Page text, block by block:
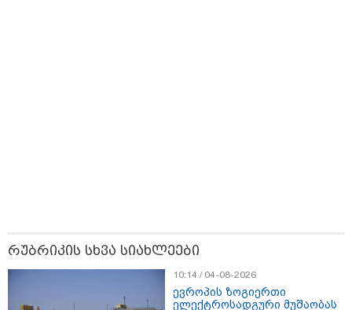
რუბრიკის სხვა სიახლეები
10:14 / 04-08-2026
ევროპის ზოგიერთი
ელექტროსადგური მუშაობას